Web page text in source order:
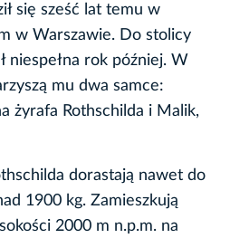
się sześć lat temu w
w Warszawie. Do stolicy
niespełna rok później. W
mu dwa samce:
żyrafa Rothschilda i Malik,
dorastają nawet do
1900 kg. Zamieszkują
2000 m n.p.m. na